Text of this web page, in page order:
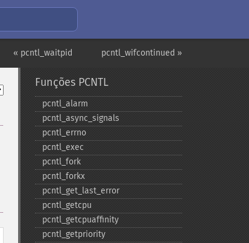
pcntl_wifcontinued »
« pcntl_waitpid
Funções PCNTL
pcntl_​alarm
pcntl_​async_​signals
pcntl_​errno
pcntl_​exec
pcntl_​fork
pcntl_​forkx
pcntl_​get_​last_​error
pcntl_​getcpu
pcntl_​getcpuaffinity
pcntl_​getpriority